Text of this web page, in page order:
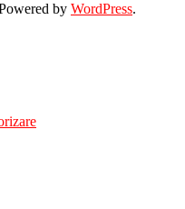
by WordPress.